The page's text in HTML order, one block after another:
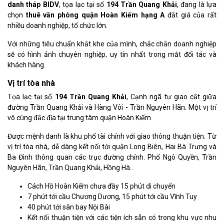
danh tháp BIDV, tọa lạc tại số 194 Trần Quang Khải, đang là lựa
chọn thuê văn phòng quận Hoàn Kiếm hạng Ađắt giá của rất
nhiều doanh nghiệp, tổ chức lớn.
Với những tiêu chuẩn khắt khe của mình, chắc chắn doanh nghiệp
sẽ có hình ảnh chuyên nghiệp, uy tín nhất trong mắt đối tác và
khách hàng.
Vị trí tòa nhà
Tọa lạc tại số 194 Trần Quang Khải, Cạnh ngã tư giao cắt giữa
đường Trần Quang Khải và Hàng Vôi - Trần Nguyên Hãn. Một vị trí
vô cùng đắc địa tại trung tâm quận Hoàn Kiếm.
Được mệnh danh là khu phố tài chính với giao thông thuận tiện. Từ
vị trí tòa nhà, dễ dàng kết nối tới quận Long Biên, Hai Bà Trưng và
Ba Đình thông quan các trục đường chính: Phố Ngô Quyền, Trần
Nguyên Hãn, Trần Quang Khải, Hồng Hà...
Cách Hồ Hoàn Kiếm chưa đầy 15 phút di chuyển
7 phút tới cầu Chương Dương, 15 phút tới cầu Vĩnh Tuy
40 phút tới sân bay Nội Bài
Kết nối thuận tiện với các tiện ích sẵn có trong khu vực nhu